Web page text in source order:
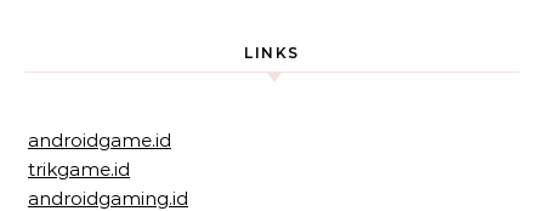
LINKS
androidgame.id
trikgame.id
androidgaming.id